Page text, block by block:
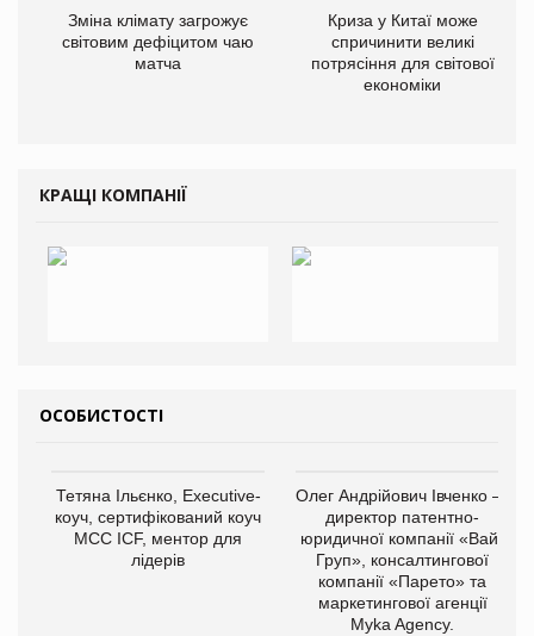
Зміна клімату загрожує
світовим дефіцитом чаю
матча
Криза у Китаї може
спричинити великі
потрясіння для світової
економіки
КРАЩІ КОМПАНІЇ
ОСОБИСТОСТІ
Тетяна Ільєнко, Executive-
коуч, сертифікований коуч
МСС ICF, ментор для
лідерів
Олег Андрійович Івченко —
директор патентно-
юридичної компанії «Вайз
Груп», консалтингової
компанії «Парето» та
маркетингової агенції
Myka Agency.